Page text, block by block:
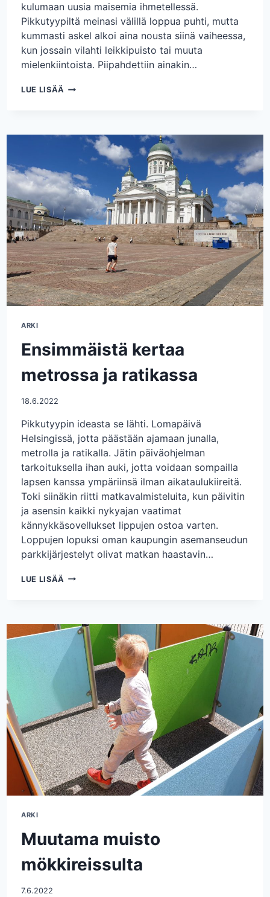
kulumaan uusia maisemia ihmetellessä.
Pikkutyypiltä meinasi välillä loppua puhti, mutta
kummasti askel alkoi aina nousta siinä vaiheessa,
kun jossain vilahti leikkipuisto tai muuta
mielenkiintoista. Piipahdettiin ainakin…
LUE LISÄÄ RATIKKA-
ARKI
Ensimmäistä kertaa
metrossa ja ratikassa
18.6.2022
Pikkutyypin ideasta se lähti. Lomapäivä
Helsingissä, jotta päästään ajamaan junalla,
metrolla ja ratikalla. Jätin päiväohjelman
tarkoituksella ihan auki, jotta voidaan sompailla
lapsen kanssa ympäriinsä ilman aikataulukiireitä.
Toki siinäkin riitti matkavalmisteluita, kun päivitin
ja asensin kaikki nykyajan vaatimat
kännykkäsovellukset lippujen ostoa varten.
Loppujen lopuksi oman kaupungin asemanseudun
parkkijärjestelyt olivat matkan haastavin…
LUE LISÄÄ ENSIMMÄISTÄ
ARKI
Muutama muisto
mökkireissulta
7.6.2022